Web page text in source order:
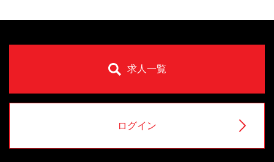
求人一覧
ログイン